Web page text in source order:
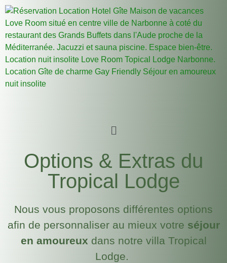
Options & Extras du
Tropical Lodge
Nous vous proposons différentes options
afin de personnaliser au mieux votre séjour
en amoureux dans notre villa Tropical
Lodge.